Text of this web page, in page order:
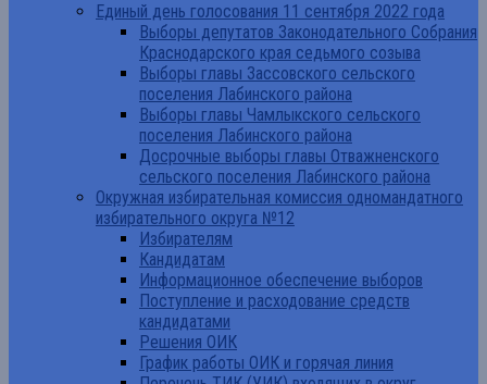
Единый день голосования 11 сентября 2022 года
Выборы депутатов Законодательного Собрания
Краснодарского края седьмого созыва
Выборы главы Зассовского сельского
поселения Лабинского района
Выборы главы Чамлыкского сельского
поселения Лабинского района
Досрочные выборы главы Отважненского
сельского поселения Лабинского района
Окружная избирательная комиссия одномандатного
избирательного округа №12
Избирателям
Кандидатам
Информационное обеспечение выборов
Поступление и расходование средств
кандидатами
Решения ОИК
График работы ОИК и горячая линия